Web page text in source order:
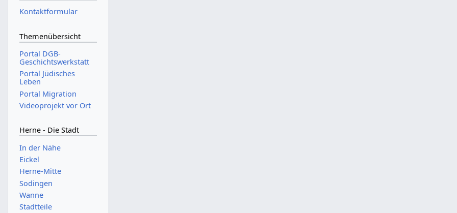
Kontaktformular
Themenübersicht
Portal DGB-
Geschichtswerkstatt
Portal Jüdisches
Leben
Portal Migration
Videoprojekt vor Ort
Herne - Die Stadt
In der Nähe
Eickel
Herne-Mitte
Sodingen
Wanne
Stadtteile